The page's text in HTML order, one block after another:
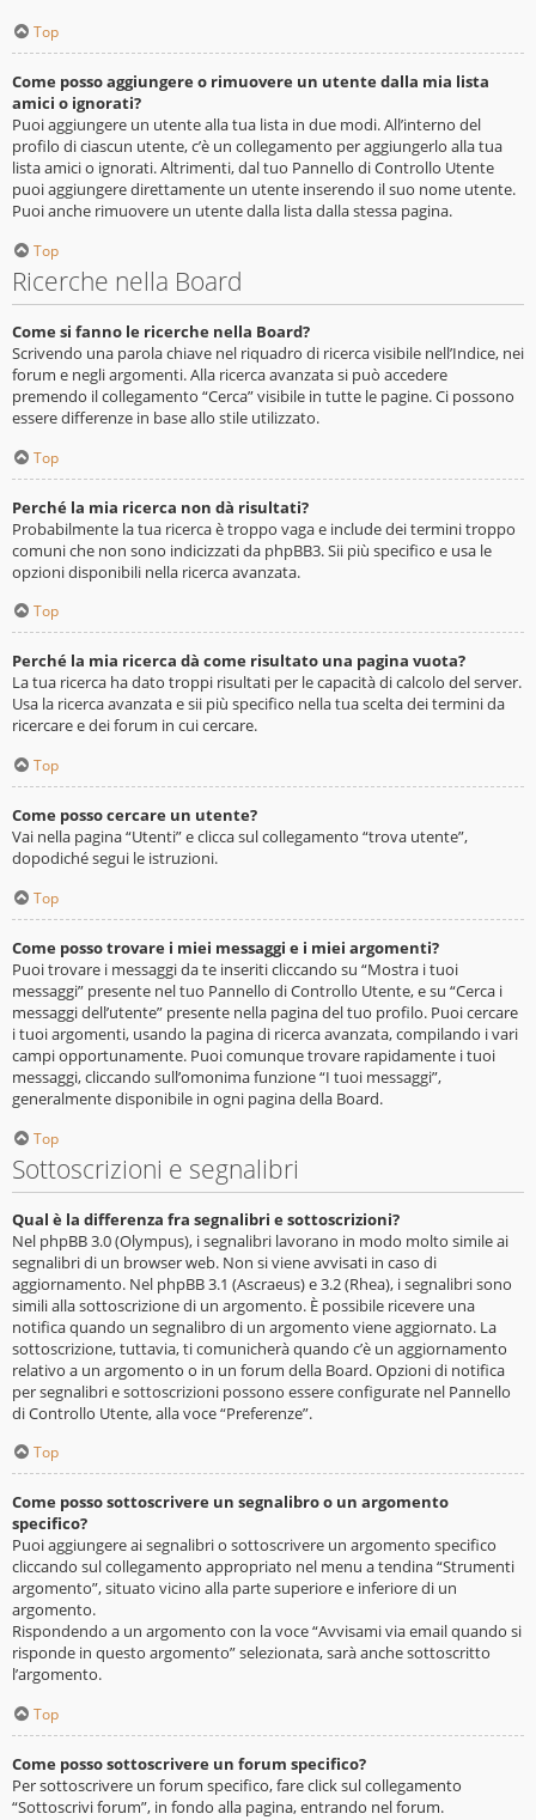
Top
Come posso aggiungere o rimuovere un utente dalla mia lista
amici o ignorati?
Puoi aggiungere un utente alla tua lista in due modi. All’interno del
profilo di ciascun utente, c’è un collegamento per aggiungerlo alla tua
lista amici o ignorati. Altrimenti, dal tuo Pannello di Controllo Utente
puoi aggiungere direttamente un utente inserendo il suo nome utente.
Puoi anche rimuovere un utente dalla lista dalla stessa pagina.
Top
Ricerche nella Board
Come si fanno le ricerche nella Board?
Scrivendo una parola chiave nel riquadro di ricerca visibile nell’Indice, nei
forum e negli argomenti. Alla ricerca avanzata si può accedere
premendo il collegamento “Cerca” visibile in tutte le pagine. Ci possono
essere differenze in base allo stile utilizzato.
Top
Perché la mia ricerca non dà risultati?
Probabilmente la tua ricerca è troppo vaga e include dei termini troppo
comuni che non sono indicizzati da phpBB3. Sii più specifico e usa le
opzioni disponibili nella ricerca avanzata.
Top
Perché la mia ricerca dà come risultato una pagina vuota?
La tua ricerca ha dato troppi risultati per le capacità di calcolo del server.
Usa la ricerca avanzata e sii più specifico nella tua scelta dei termini da
ricercare e dei forum in cui cercare.
Top
Come posso cercare un utente?
Vai nella pagina “Utenti” e clicca sul collegamento “trova utente”,
dopodiché segui le istruzioni.
Top
Come posso trovare i miei messaggi e i miei argomenti?
Puoi trovare i messaggi da te inseriti cliccando su “Mostra i tuoi
messaggi” presente nel tuo Pannello di Controllo Utente, e su “Cerca i
messaggi dell’utente” presente nella pagina del tuo profilo. Puoi cercare
i tuoi argomenti, usando la pagina di ricerca avanzata, compilando i vari
campi opportunamente. Puoi comunque trovare rapidamente i tuoi
messaggi, cliccando sull’omonima funzione “I tuoi messaggi”,
generalmente disponibile in ogni pagina della Board.
Top
Sottoscrizioni e segnalibri
Qual è la differenza fra segnalibri e sottoscrizioni?
Nel phpBB 3.0 (Olympus), i segnalibri lavorano in modo molto simile ai
segnalibri di un browser web. Non si viene avvisati in caso di
aggiornamento. Nel phpBB 3.1 (Ascraeus) e 3.2 (Rhea), i segnalibri sono
simili alla sottoscrizione di un argomento. È possibile ricevere una
notifica quando un segnalibro di un argomento viene aggiornato. La
sottoscrizione, tuttavia, ti comunicherà quando c’è un aggiornamento
relativo a un argomento o in un forum della Board. Opzioni di notifica
per segnalibri e sottoscrizioni possono essere configurate nel Pannello
di Controllo Utente, alla voce “Preferenze”.
Top
Come posso sottoscrivere un segnalibro o un argomento
specifico?
Puoi aggiungere ai segnalibri o sottoscrivere un argomento specifico
cliccando sul collegamento appropriato nel menu a tendina “Strumenti
argomento”, situato vicino alla parte superiore e inferiore di un
argomento.
Rispondendo a un argomento con la voce “Avvisami via email quando si
risponde in questo argomento” selezionata, sarà anche sottoscritto
l’argomento.
Top
Come posso sottoscrivere un forum specifico?
Per sottoscrivere un forum specifico, fare click sul collegamento
“Sottoscrivi forum”, in fondo alla pagina, entrando nel forum.